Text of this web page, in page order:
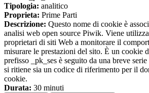
Tipologia: analitico
Proprieta: Prime Parti
Descrizione: Questo nome di cookie è
analisi web open source Piwik. Viene
proprietari di siti Web a monitorare il
misurare le prestazioni del sito. È un cookie
prefisso _pk_ses è seguito da una breve
si ritiene sia un codice di riferimento per il
cookie.
Durata: 30 minuti